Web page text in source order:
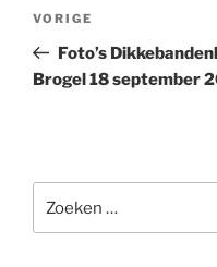
Vorig
bericht
VORIGE
Foto’s
Brogel 18 september
naar: